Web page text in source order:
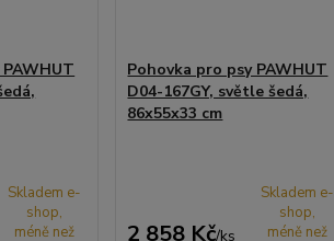
Skladem e-
shop,
méně než
Pohovka pro psy PAWHUT
D04-167GY, světle šedá,
86x55x33 cm
2 858 Kč/ks
Skladem e-
shop,
méně než